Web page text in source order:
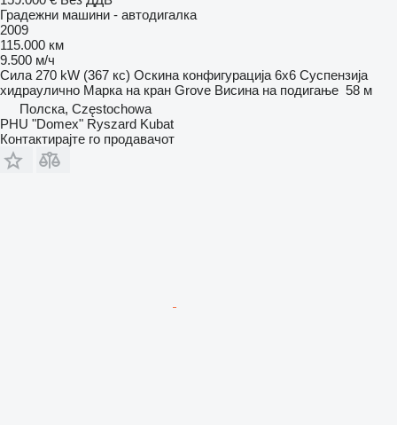
Градежни машини - автодигалка
2009
115.000 км
9.500 м/ч
Сила 270 kW (367 кс) Оскина конфигурација 6x6 Суспензија
хидраулично Марка на кран Grove Висина на подигање 58 м
Полска, Częstochowa
PHU "Domex" Ryszard Kubat
Контактирајте го продавачот